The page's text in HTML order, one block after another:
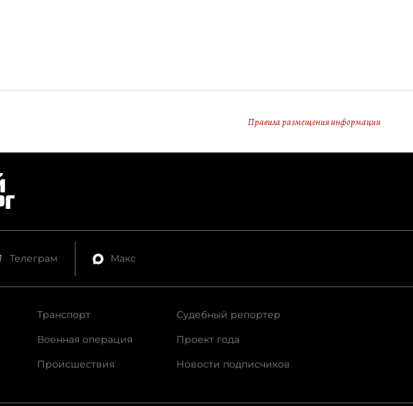
Правила размещения информации
Телеграм Макс
Транспорт
Военная операция
Происшествия
Судебный репортер
Проект года
Новости подписчиков